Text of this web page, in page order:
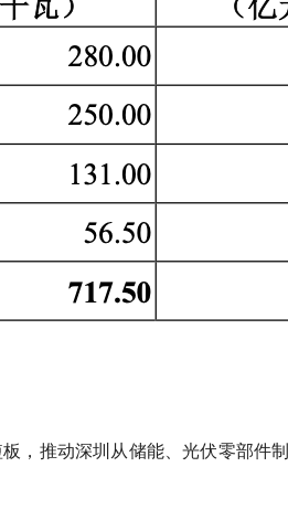
，推动深圳从储能、光伏零部